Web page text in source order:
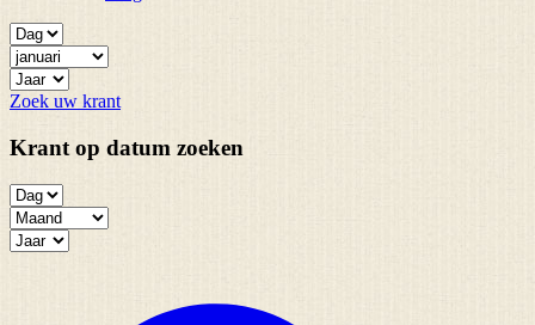
Zoek uw krant
Krant op datum zoeken